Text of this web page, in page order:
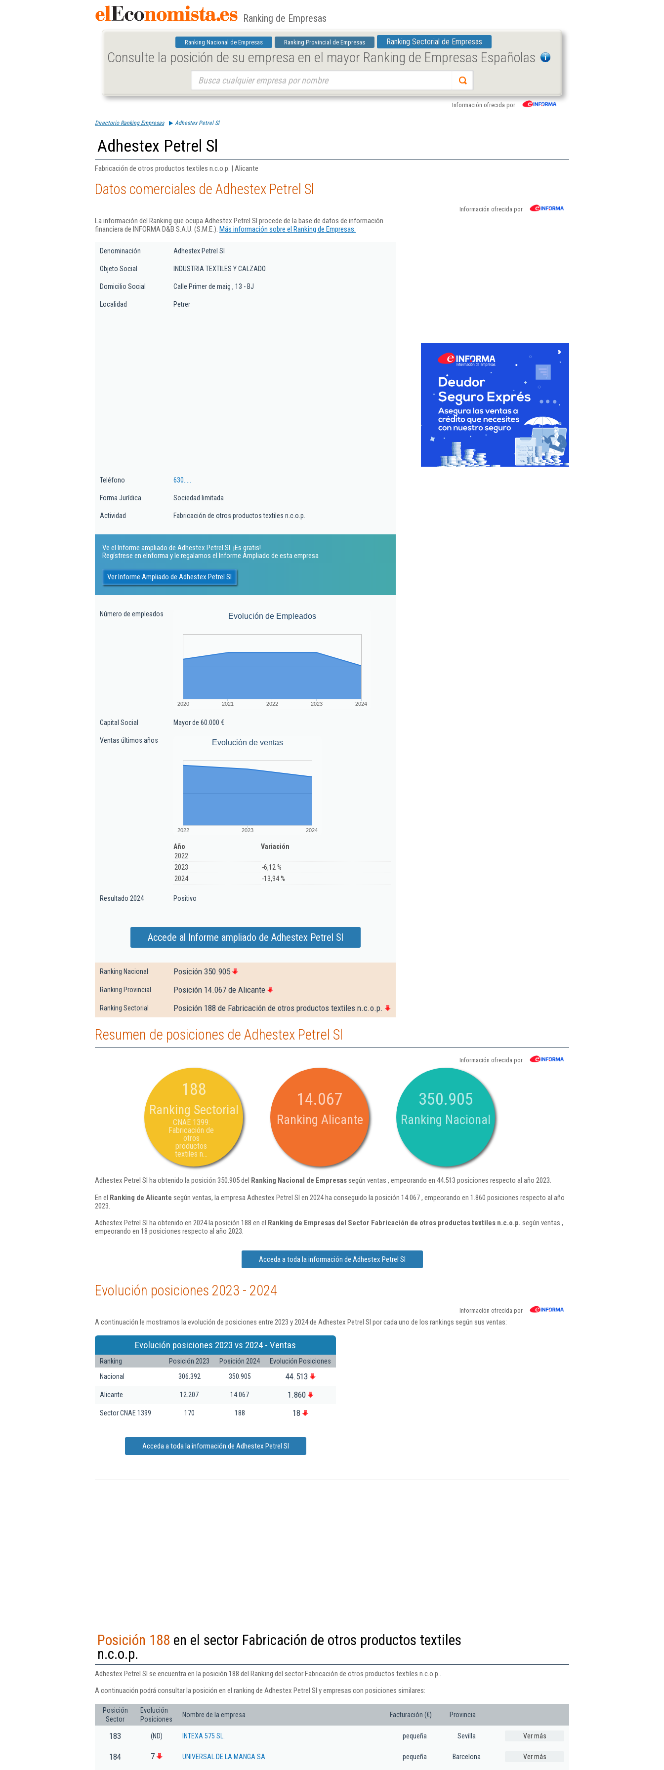
Ranking de Empresas
Ranking Nacional de Empresas Ranking Provincial de Empresas Ranking Sectorial de Empresas
Consulte la posición de su empresa en el mayor Ranking de Empresas Españolas
Información ofrecida por
Directorio Ranking Empresas Adhestex Petrel Sl
Adhestex Petrel Sl
Fabricación de otros productos textiles n.c.o.p. | Alicante
Datos comerciales de Adhestex Petrel Sl
Información ofrecida por
La información del Ranking que ocupa Adhestex Petrel Sl procede de la base de datos de información
financiera de INFORMA D&B S.A.U. (S.M.E.). Más información sobre el Ranking de Empresas.
Denominación Adhestex Petrel Sl
Objeto Social INDUSTRIA TEXTILES Y CALZADO.
Domicilio Social Calle Primer de maig , 13 - BJ
Localidad Petrer
Teléfono 630.....
Forma Jurídica Sociedad limitada
Actividad Fabricación de otros productos textiles n.c.o.p.
Ve el Informe ampliado de Adhestex Petrel Sl. ¡Es gratis!
Regístrese en eInforma y le regalamos el Informe Ampliado de esta empresa
Ver Informe Ampliado de Adhestex Petrel Sl
Número de empleados Evolución de Empleados
2020 2021 2022 2023 2024
Capital Social Mayor de 60.000 €
Ventas últimos años Evolución de ventas
2022 2023 2024
Año
Variación
2022
2023
-6,12 %
2024
-13,94 %
Resultado 2024 Positivo
Accede al Informe ampliado de Adhestex Petrel Sl
Ranking Nacional Posición 350.905
Ranking Provincial Posición 14.067 de Alicante
Ranking Sectorial Posición 188 de Fabricación de otros productos textiles n.c.o.p.
Resumen de posiciones de Adhestex Petrel Sl
Información ofrecida por
188
Ranking Sectorial
CNAE 1399:
Fabricación de
otros
productos
textiles n...
14.067
Ranking Alicante
350.905
Ranking Nacional
Adhestex Petrel Sl ha obtenido la posición 350.905 del Ranking Nacional de Empresassegún ventas , empeorando en 44.513 posiciones respecto al año 2023.
En el Ranking de Alicante según ventas, la empresa Adhestex Petrel Sl en 2024 ha conseguido la posición 14.067 , empeorando en 1.860 posiciones respecto al año
2023.
Adhestex Petrel Sl ha obtenido en 2024 la posición 188 en el Ranking de Empresas del Sector Fabricación de otros productos textiles n.c.o.p. según ventas ,
empeorando en 18 posiciones respecto al año 2023.
Acceda a toda la información de Adhestex Petrel Sl
Evolución posiciones 2023 - 2024
Información ofrecida por
A continuación le mostramos la evolución de posiciones entre 2023 y 2024 de Adhestex Petrel Sl por cada uno de los rankings según sus ventas:
Evolución posiciones 2023 vs 2024 - Ventas
Ranking Posición 2023 Posición 2024
Evolución Posiciones
Nacional
306.392 350.905 44.513
Alicante 12.207 14.067 1.860
Sector CNAE 1399 170 188 18
Acceda a toda la información de Adhestex Petrel Sl
Posición 188 en el sector Fabricación de otros productos textiles
n.c.o.p.
Adhestex Petrel Sl se encuentra en la posición 188 del Ranking del sector Fabricación de otros productos textiles n.c.o.p..
A continuación podrá consultar la posición en el ranking de Adhestex Petrel Sl y empresas con posiciones similares:
Posición
Sector
Evolución
Posiciones
Nombre de la empresa Facturación (€) Provincia
183 (ND) INTEXA 575 SL. pequeña Sevilla Ver más
184 7 UNIVERSAL DE LA MANGA SA pequeña Barcelona Ver más